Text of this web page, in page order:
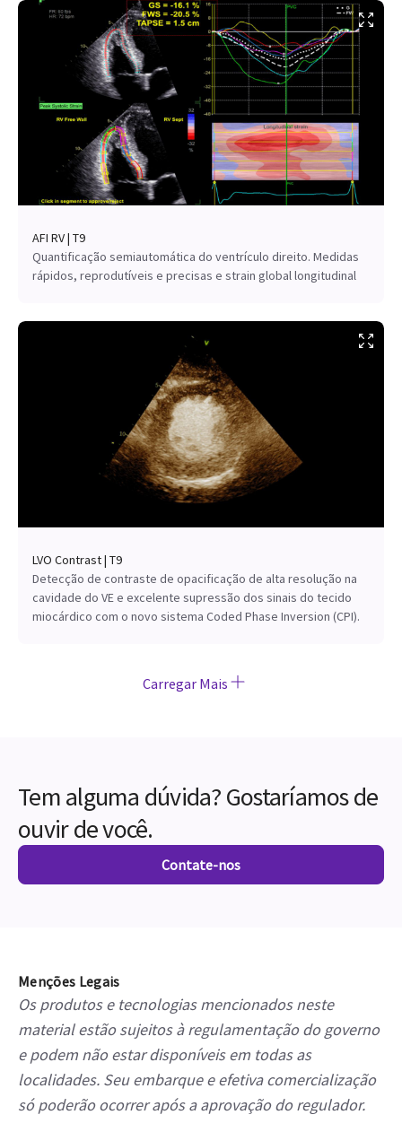
AFI RV | T9
Quantificação semiautomática do ventrículo direito. Medidas
rápidos, reprodutíveis e precisas e strain global longitudinal
LVO Contrast | T9
Detecção de contraste de opacificação de alta resolução na
cavidade do VE e excelente supressão dos sinais do tecido
miocárdico com o novo sistema Coded Phase Inversion (CPI).
Carregar Mais
Tem alguma dúvida? Gostaríamos de
ouvir de você.
Contate-nos
Menções Legais
Os produtos e tecnologias mencionados neste
material estão sujeitos à regulamentação do governo
e podem não estar disponíveis em todas as
localidades. Seu embarque e efetiva comercialização
só poderão ocorrer após a aprovação do regulador.